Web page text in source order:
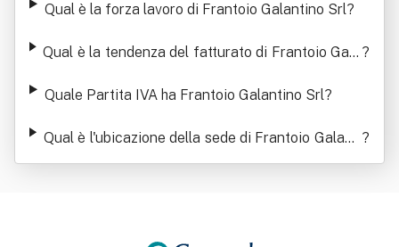
Qual è la forza lavoro di Frantoio Galantino Srl?
Qual è la tendenza del fatturato di Frantoio Gala ?
Quale Partita IVA ha Frantoio Galantino Srl?
Qual è l'ubicazione della sede di Frantoio Galanti
no Srl
?